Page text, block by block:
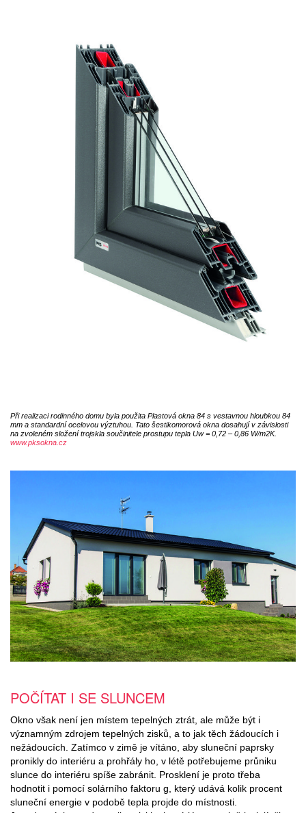
Při realizaci rodinného domu byla použita Plastová okna 84 s vestavnou hloubkou 84
mm a standardní ocelovou výztuhou. Tato šestikomorová okna dosahují v závislosti
na zvoleném složení trojskla součinitele prostupu tepla Uw = 0,72 – 0,86 W/m2K.
www.pksokna.cz
POČÍTAT I SE SLUNCEM
Okno však není jen místem tepelných ztrát, ale může být i
významným zdrojem tepelných zisků, a to jak těch žádoucích i
nežádoucích. Zatímco v zimě je vítáno, aby sluneční paprsky
pronikly do interiéru a prohřály ho, v létě potřebujeme průniku
slunce do interiéru spíše zabránit. Prosklení je proto třeba
hodnotit i pomocí solárního faktoru g, který udává kolik procent
sluneční energie v podobě tepla projde do místnosti.